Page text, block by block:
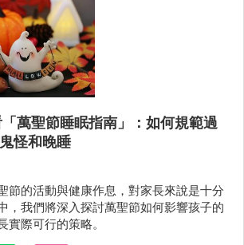
萬聖節睡眠指南」：如何規範過
怪和晚睡
節的活動與健康作息，對家長來說是十分
，我們將深入探討萬聖節如何影響孩子的
實際可行的策略。